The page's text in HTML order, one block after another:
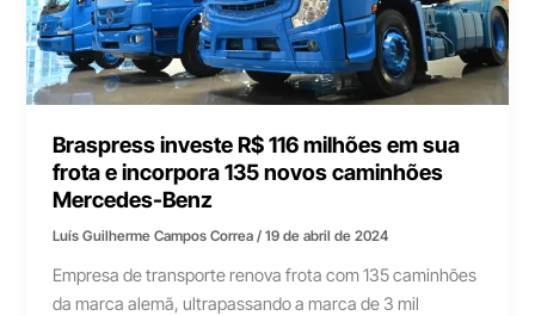
Braspress investe R$ 116 milhões em sua
frota e incorpora 135 novos caminhões
Mercedes-Benz
Luís Guilherme Campos Correa/19 de abril de 2024
Empresa de transporte renova frota com 135 caminhões
da marca alemã, ultrapassando a marca de 3 mil